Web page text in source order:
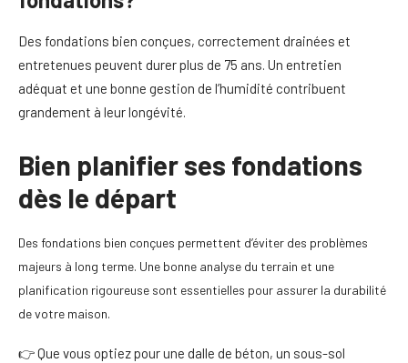
Des fondations bien conçues, correctement drainées et
entretenues peuvent durer plus de 75 ans. Un entretien
adéquat et une bonne gestion de l’humidité contribuent
grandement à leur longévité.
Bien planifier ses fondations
dès le départ
Des fondations bien conçues permettent d’éviter des problèmes
majeurs à long terme. Une bonne analyse du terrain et une
planification rigoureuse sont essentielles pour assurer la durabilité
de votre maison.
👉 Que vous optiez pour une dalle de béton, un sous-sol